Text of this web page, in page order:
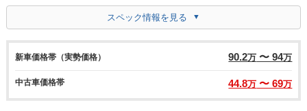
スペック情報を見る
新車価格帯（実勢価格） 90.2万 〜 94万
中古車価格帯 44.8万 〜 69万